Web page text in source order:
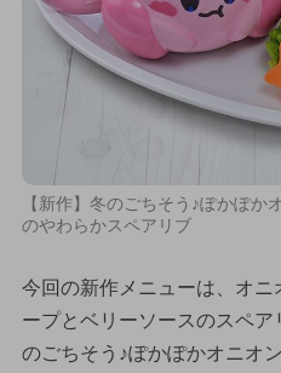
【新作】冬のごちそう♪ぽかぽか
のやわらかスペアリブ
今回の新作メニューは、オニ
ープとベリーソースのスペ
のごちそう♪ぽかぽかオニオ